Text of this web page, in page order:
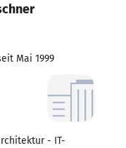
Mai 1999
- IT-